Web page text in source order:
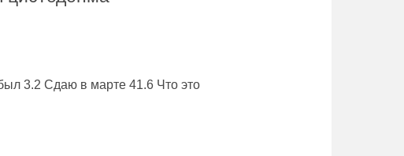
3.2 Сдаю в марте 41.6 Что это